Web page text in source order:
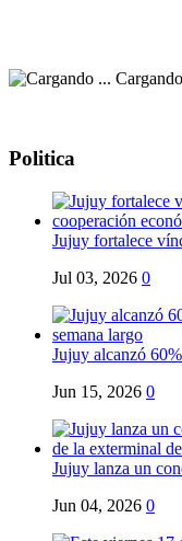
Politica
Jujuy fortalece
Jul 03, 2026 0
Jujuy alcanzó
Jun 15, 2026 0
Jujuy lanza un
Jun 04, 2026 0